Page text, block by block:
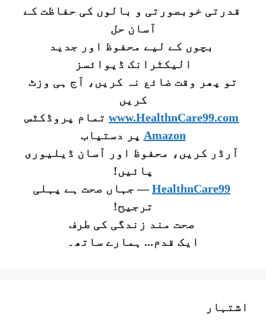
قدرتی خوبصورتی و بالوں کی حفاظت کے
آسان حل
بچوں کے لیے محفوظ اور جدید
الیکٹرانک ڈیوائسز
تو پھر وقت ضائع نہ کریں، آج ہی وزٹ
کریں
www.HealthnCare99.com تمام پروڈکٹس
Amazon پر دستیاب
آرڈر کریں، محفوظ اور آسان ڈیلیوری
پائیں!
HealthnCare99— جہاں صحت ہے پہلی
ترجیح!
صحت مند زندگی کی طرف
ایک قدم... ہمارے ساتھ۔
اشتہار